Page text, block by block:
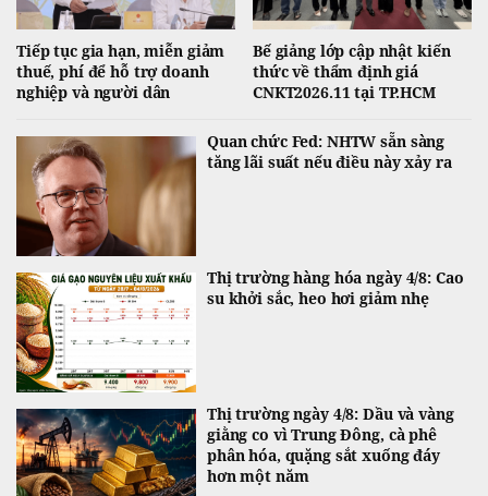
Tiếp tục gia hạn, miễn giảm
thuế, phí để hỗ trợ doanh
nghiệp và người dân
Bế giảng lớp cập nhật kiến
thức về thẩm định giá
CNKT2026.11 tại TP.HCM
Quan chức Fed: NHTW sẵn sàng
tăng lãi suất nếu điều này xảy ra
Thị trường hàng hóa ngày 4/8: Cao
su khởi sắc, heo hơi giảm nhẹ
Thị trường ngày 4/8: Dầu và vàng
giằng co vì Trung Đông, cà phê
phân hóa, quặng sắt xuống đáy
hơn một năm